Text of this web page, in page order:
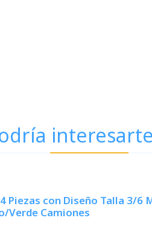
Piezas con Diseño Talla 3/6
Verde Camiones